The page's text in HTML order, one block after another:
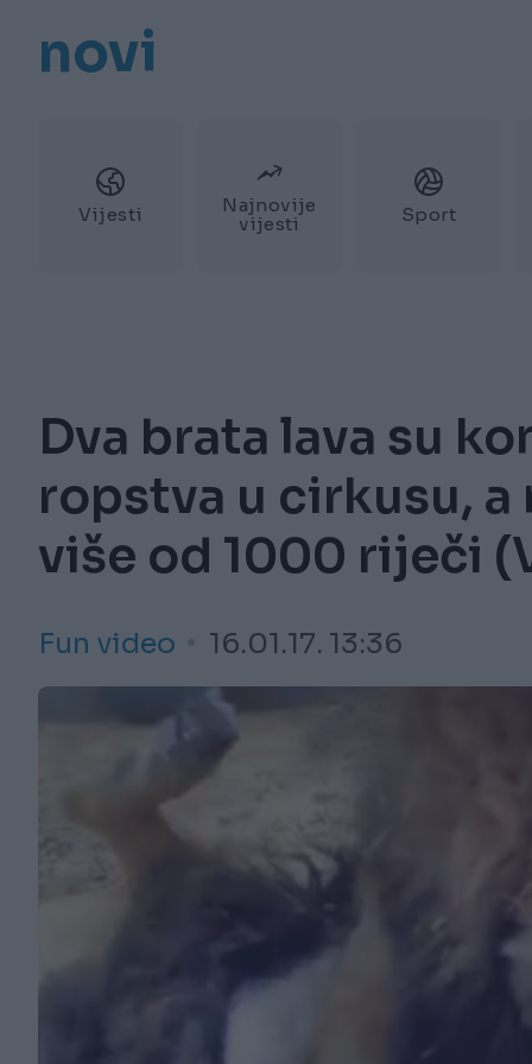
novi
Vijesti
Najnovije
vijesti
Sport
Dva brata lava su
ropstva u cirkusu,
više od 1000 riječi
Fun video 16.01.17. 13:36